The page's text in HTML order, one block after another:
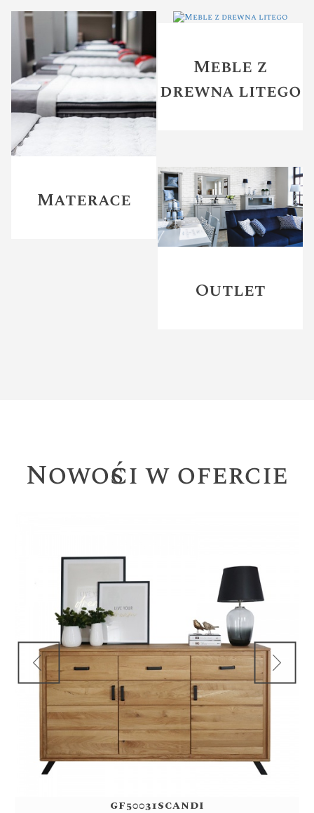
Materace
Meble z
drewna litego
Outlet
Nowości w ofercie
GF50031SCANDI
Previous